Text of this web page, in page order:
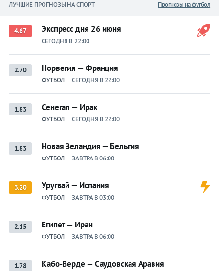
ЛУЧШИЕ ПРОГНОЗЫ НА СПОРТ Прогнозы на футбол
4.67 Экспресс дня 26 июня
СЕГОДНЯ В 22:00
2.70 Норвегия — Франция
ФУТБОЛ СЕГОДНЯ В 22:00
1.83 Сенегал — Ирак
ФУТБОЛ СЕГОДНЯ В 22:00
1.83 Новая Зеландия — Бельгия
ФУТБОЛ ЗАВТРА В 06:00
3.20 Уругвай — Испания
ФУТБОЛ ЗАВТРА В 03:00
2.15 Египет — Иран
ФУТБОЛ ЗАВТРА В 06:00
1.78 Кабо-Верде — Саудовская Аравия